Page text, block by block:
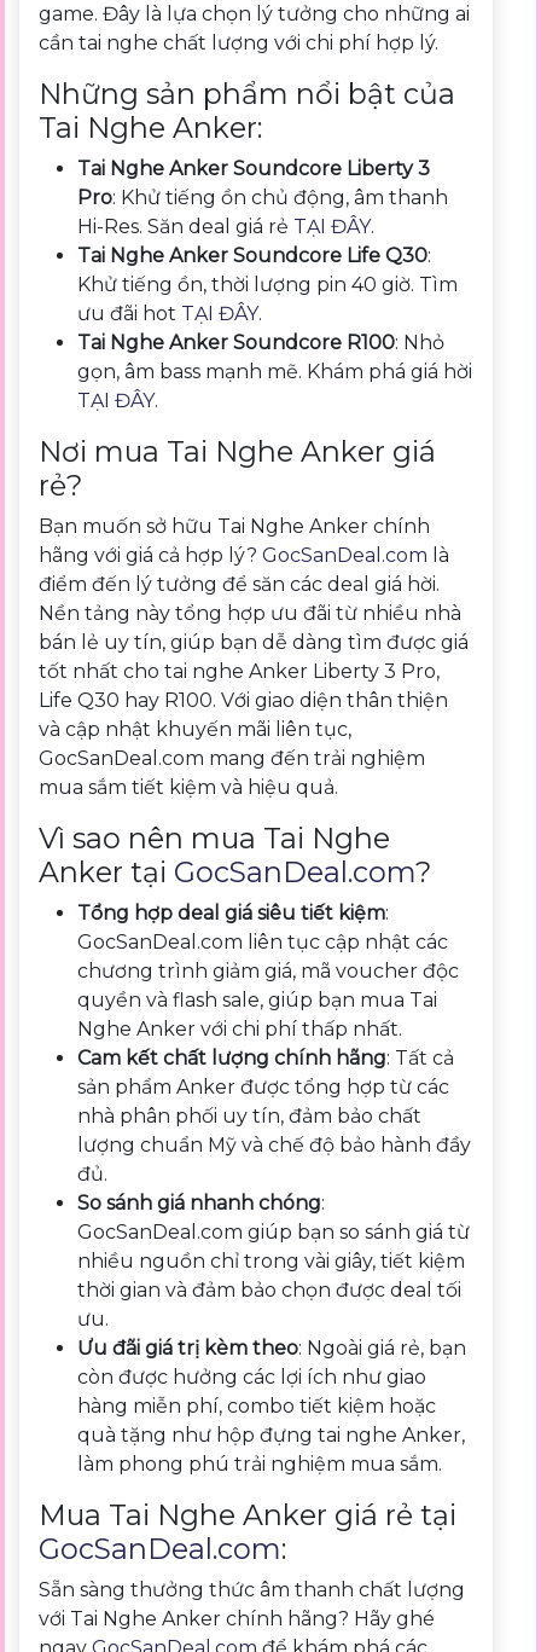
game. Đây là lựa chọn lý tưởng cho những ai
cần tai nghe chất lượng với chi phí hợp lý.
Những sản phẩm nổi bật của
Tai Nghe Anker:
Tai Nghe Anker Soundcore Liberty 3
Pro: Khử tiếng ồn chủ động, âm thanh
Hi-Res. Săn deal giá rẻ TẠI ĐÂY.
Tai Nghe Anker Soundcore Life Q30:
Khử tiếng ồn, thời lượng pin 40 giờ. Tìm
ưu đãi hot TẠI ĐÂY.
Tai Nghe Anker Soundcore R100: Nhỏ
gọn, âm bass mạnh mẽ. Khám phá giá hời
TẠI ĐÂY.
Nơi mua Tai Nghe Anker giá
rẻ?
Bạn muốn sở hữu Tai Nghe Anker chính
hãng với giá cả hợp lý?GocSanDeal.com là
điểm đến lý tưởng để săn các deal giá hời.
Nền tảng này tổng hợp ưu đãi từ nhiều nhà
bán lẻ uy tín, giúp bạn dễ dàng tìm được giá
tốt nhất cho tai nghe Anker Liberty 3 Pro,
Life Q30 hay R100. Với giao diện thân thiện
và cập nhật khuyến mãi liên tục,
GocSanDeal.com mang đến trải nghiệm
mua sắm tiết kiệm và hiệu quả.
Vì sao nên mua Tai Nghe
Anker tại GocSanDeal.com?
Tổng hợp deal giá siêu tiết kiệm:
GocSanDeal.com liên tục cập nhật các
chương trình giảm giá, mã voucher độc
quyền và flash sale, giúp bạn mua Tai
Nghe Anker với chi phí thấp nhất.
Cam kết chất lượng chính hãng: Tất cả
sản phẩm Anker được tổng hợp từ các
nhà phân phối uy tín, đảm bảo chất
lượng chuẩn Mỹ và chế độ bảo hành đầy
đủ.
So sánh giá nhanh chóng:
GocSanDeal.com giúp bạn so sánh giá từ
nhiều nguồn chỉ trong vài giây, tiết kiệm
thời gian và đảm bảo chọn được deal tối
ưu.
Ưu đãi giá trị kèm theo: Ngoài giá rẻ, bạn
còn được hưởng các lợi ích như giao
hàng miễn phí, combo tiết kiệm hoặc
quà tặng như hộp đựng tai nghe Anker,
làm phong phú trải nghiệm mua sắm.
Mua Tai Nghe Anker giá rẻ tại
GocSanDeal.com:
Sẵn sàng thưởng thức âm thanh chất lượng
với Tai Nghe Anker chính hãng? Hãy ghé